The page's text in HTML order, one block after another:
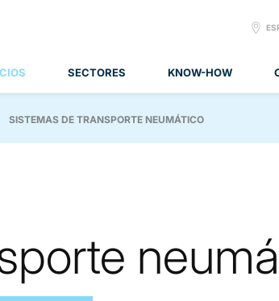
SECTORES KNOW-HOW
SISTEMAS DE TRANSPORTE NEUMÁTICO